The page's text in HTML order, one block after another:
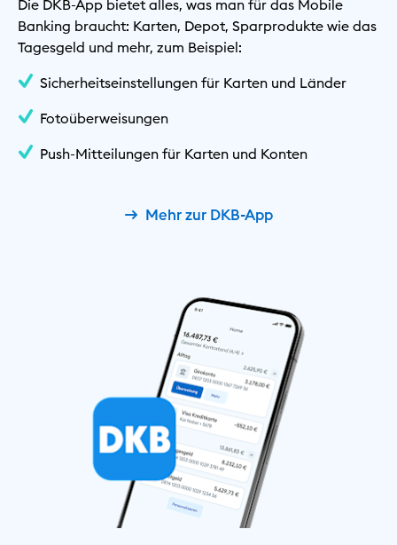
Die DKB-App bietet alles, was man für das Mobile
Banking braucht: Karten, Depot, Sparprodukte wie das
Tagesgeld und mehr, zum Beispiel:
Sicherheitseinstellungen für Karten und Länder
Fotoüberweisungen
Push-Mitteilungen für Karten und Konten
Mehr zur DKB-App